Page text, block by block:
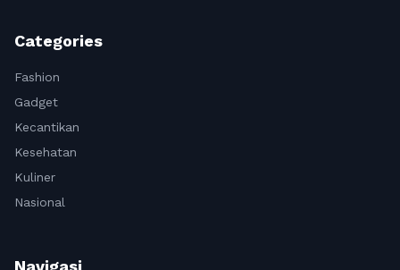
Categories
Fashion
Gadget
Kecantikan
Kesehatan
Kuliner
Nasional
Navigasi